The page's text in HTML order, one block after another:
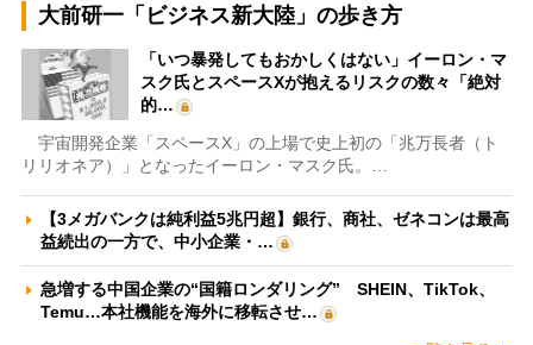
大前研一「ビジネス新大陸」の歩き方
「いつ暴発してもおかしくはない」イーロン・マ
スク氏とスペースXが抱えるリスクの数々「絶対
的…
宇宙開発企業「スペースX」の上場で史上初の「兆万長者（ト
リリオネア）」となったイーロン・マスク氏。…
【3メガバンクは純利益5兆円超】銀行、商社、ゼネコンは最高
益続出の一方で、中小企業・…
急増する中国企業の“国籍ロンダリング” SHEIN、TikTok、
Temu…本社機能を海外に移転させ…